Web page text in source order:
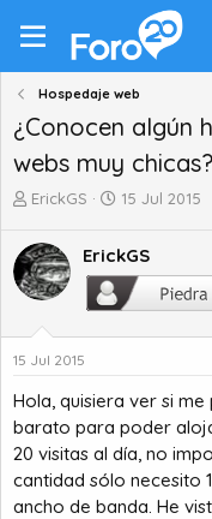
Hospedaje web
¿Conocen algún
webs muy chicas?
A
t
o
r
e
m
a
ErickGS
F
h
d
e
i
c
i
15 Jul 2015
ErickGS
15 Jul 2015
Hola, quisiera ver si
barato para poder
20 visitas al día, no
cantidad sólo necesito
ancho de banda. He